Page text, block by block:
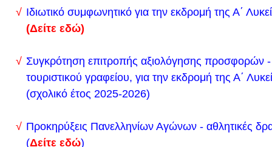
Προθεσμία υποβολής δικαιολογητικών για τη
στις προκαταρκτικές εξετάσεις των Στρατιωτικών
Προθεσμία εδώ
Προκήρυξη εδώ
Η κατάληψη του Σχολείου μας σταματά σήμερα το
Το Λύκειο μας από 16/1/2024 τελεί υπό κατάληψη
Ιδιωτικό συμφωνητικό για την εκδρομή της Α΄
(Δείτε εδώ)
Συγκρότηση επιτροπής αξιολόγησης προσφορών
τουριστικού γραφείου, για την εκδρομή της Α΄
(σχολικό έτος 2025-2026)
Προκηρύξεις Πανελληνίων Αγώνων - αθλητικές
(Δείτε εδώ)